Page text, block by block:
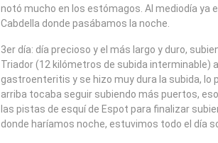
notó mucho en los estómagos. Al mediodía ya
Cabdella donde pasábamos la noche.
3er día: día precioso y el más largo y duro,
Triador (12 kilómetros de subida interminable)
gastroenteritis y se hizo muy dura la subida, lo
arriba tocaba seguir subiendo más puertos,
las pistas de esquí de Espot para finalizar
donde haríamos noche, estuvimos todo el día